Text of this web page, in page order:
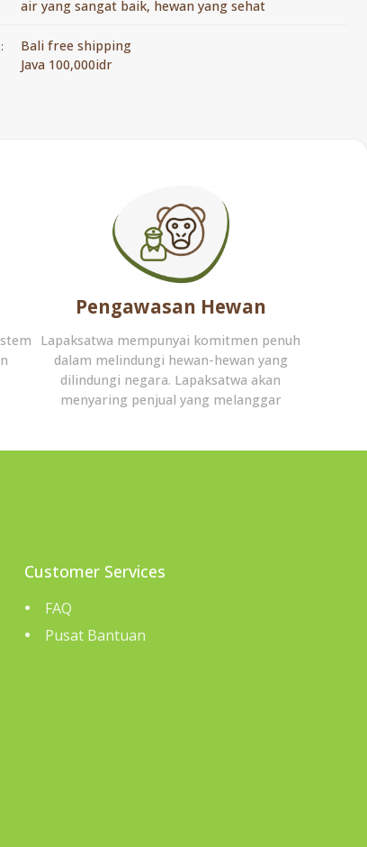
air yang sangat baik, hewan yang sehat
:
Bali free shipping
Java 100,000idr
Pengawasan Hewan
Lapaksatwa mempunyai komitmen penuh
dalam melindungi hewan-hewan yang
dilindungi negara. Lapaksatwa akan
menyaring penjual yang melanggar
Customer Services
FAQ
Pusat Bantuan